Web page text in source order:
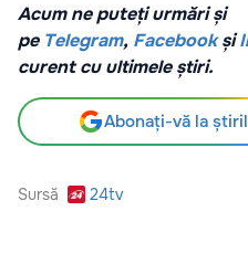
Acum ne puteți urmări și
pe Telegram, Facebook și
curent cu ultimele știri.
Abonați-vă la
Sursă 24tv